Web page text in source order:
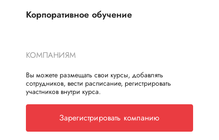
Корпоративное обучение
КОМПАНИЯМ
Вы можете размещать свои курсы, добавлять
сотрудников, вести расписание, регистрировать
участников внутри курса.
Зарегистрировать компанию